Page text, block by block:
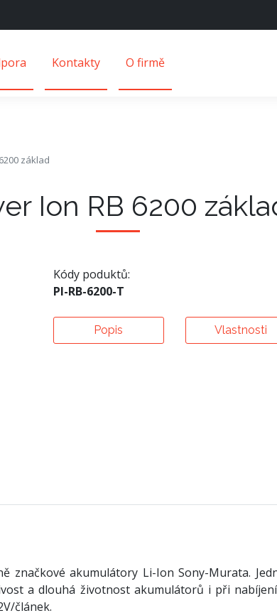
Kontakty O firmě
základ
Ion RB 6200
Kódy poduktů:
PI-RB-6200-T
Popis Vlastnosti
značkové akumulátory Li-Ion Sony-Murata.
a dlouhá životnost akumulátorů i při
článek.